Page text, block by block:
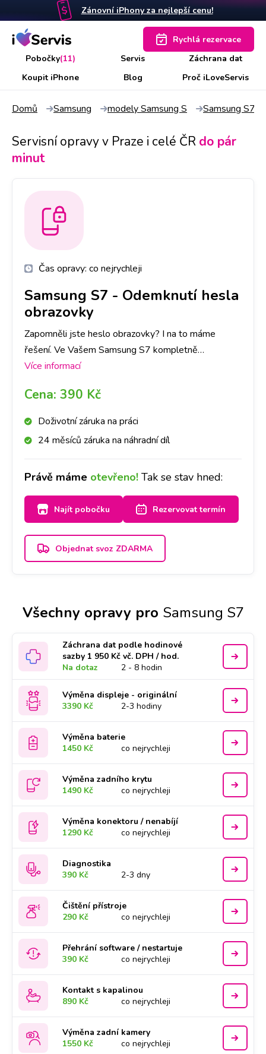
Zánovní iPhony za nejlepší cenu!
Pobočky(11) Servis
Záchrana dat
Koupit iPhone
Blog Proč iLoveServis
Rychlá rezervace
Domů Samsung modely Samsung S Samsung S7
Servisní opravy v Praze i celé ČR do pár
minut
Čas opravy: co nejrychleji
Samsung S7 - Odemknutí hesla
obrazovky
Zapomněli jste heslo obrazovky? I na to máme
řešení. Ve Vašem Samsung S7 kompletně
přehrajeme software a telefon bude jako nový!
telefonu. Vzhledem k tomu, že heslo obrazovky
slouží jako ochrana všech dat, se při přehrání SW
data automaticky smažou.
Více informací
Cena: 390 Kč
Doživotní záruka na práci
24 měsíců záruka na náhradní díl
Právě máme otevřeno! Tak se stav hned:
Najít pobočku Rezervovat termín
Objednat svoz ZDARMA
Všechny opravy pro Samsung S7
Záchrana dat podle hodinové
sazby 1 950 Kč vč. DPH / hod.
Na dotaz
2 - 8 hodin
Výměna displeje - originální
3390 Kč
2-3 hodiny
Výměna baterie
1450 Kč
co nejrychleji
Výměna zadního krytu
1490 Kč
co nejrychleji
Výměna konektoru / nenabíjí
1290 Kč
co nejrychleji
Diagnostika
390 Kč
2-3 dny
Čištění přístroje
290 Kč
co nejrychleji
Přehrání software / nestartuje
390 Kč
co nejrychleji
Kontakt s kapalinou
890 Kč
co nejrychleji
Výměna zadní kamery
1550 Kč
co nejrychleji